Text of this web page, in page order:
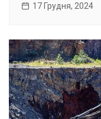
17 Грудня, 2024